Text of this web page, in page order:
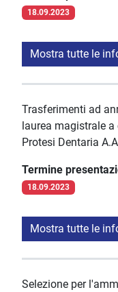
18.09.2023
Mostra tutte le
Trasferimenti ad
laurea magistrale
Protesi Dentaria
Termine
18.09.2023
Mostra tutte le
Selezione per